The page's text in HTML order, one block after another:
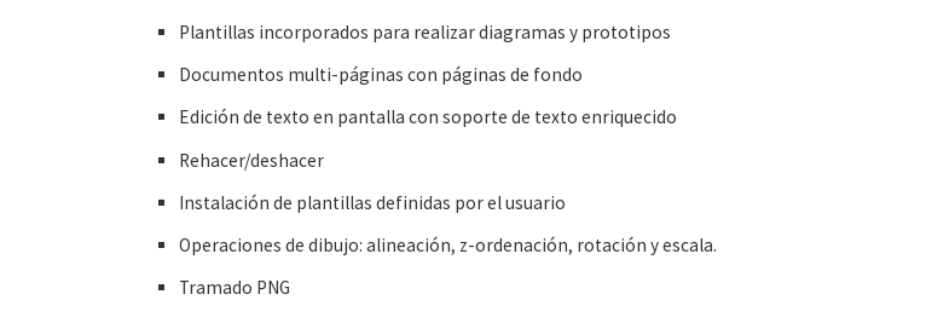
Plantillas incorporados para realizar diagramas y prototipos
Documentos multi-páginas con páginas de fondo
Edición de texto en pantalla con soporte de texto enriquecido
Rehacer/deshacer
Instalación de plantillas definidas por el usuario
Operaciones de dibujo: alineación, z-ordenación, rotación y escala.
Tramado PNG